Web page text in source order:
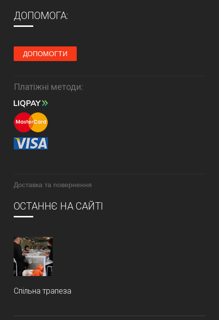
ДОПОМОГА:
ДОПОМОГТИ
Платіжні методи:
Доставка та повернення
ОСТАННЄ НА САЙТІ
Спільна трапеза